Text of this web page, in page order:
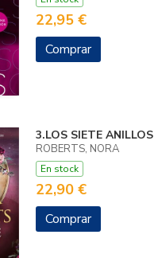
22,95 €
Comprar
3.LOS SIETE ANILLOS
ROBERTS, NORA
En stock
22,90 €
Comprar